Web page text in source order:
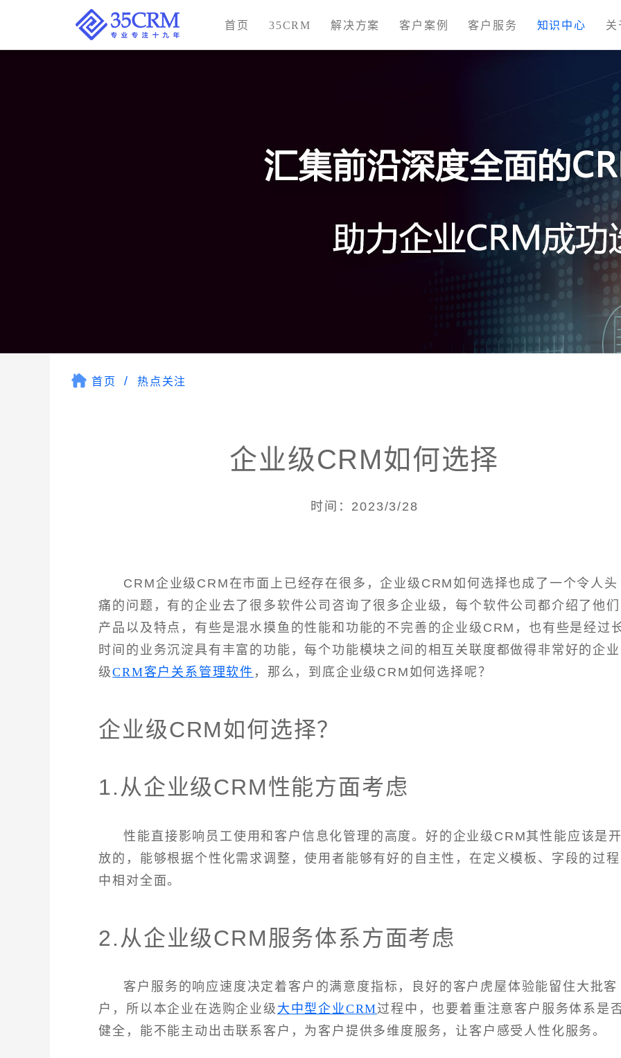
首页 35CRM 解决方案 客户案例 客户服务 知识中心 关
首页 热点关注
企业级CRM如何选择
时间：2023/3/28
CRM企业级CRM在市面上已经存在很多，企业级CRM如何选择也成了一个令人头
痛的问题，有的企业去了很多软件公司咨询了很多企业级，每个软件公司都介绍了他们
产品以及特点，有些是混水摸鱼的性能和功能的不完善的企业级CRM，也有些是经过
时间的业务沉淀具有丰富的功能，每个功能模块之间的相互关联度都做得非常好的企业
级CRM客户关系管理软件 ，那么，到底企业级CRM如何选择呢？
企业级CRM如何选择？
1.从企业级CRM性能方面考虑
性能直接影响员工使用和客户信息化管理的高度。好的企业级CRM其性能应该是
放的，能够根据个性化需求调整，使用者能够有好的自主性，在定义模板、字段的过程
中相对全面。
2.从企业级CRM服务体系方面考虑
客户服务的响应速度决定着客户的满意度指标，良好的客户虎屋体验能留住大批客
户，所以本企业在选购企业级 大中型企业CRM过程中，也要着重注意客户服务体系是
健全，能不能主动出击联系客户，为客户提供多维度服务，让客户感受人性化服务。